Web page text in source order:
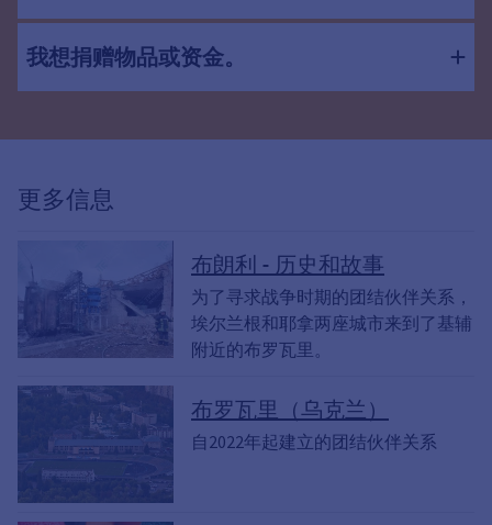
我想捐赠物品或资金。
更多信息
布朗利 - 历史和故事
为了寻求战争时期的团结伙伴关系，
埃尔兰根和耶拿两座城市来到了基辅
附近的布罗瓦里。
布罗瓦里（乌克兰）
自2022年起建立的团结伙伴关系